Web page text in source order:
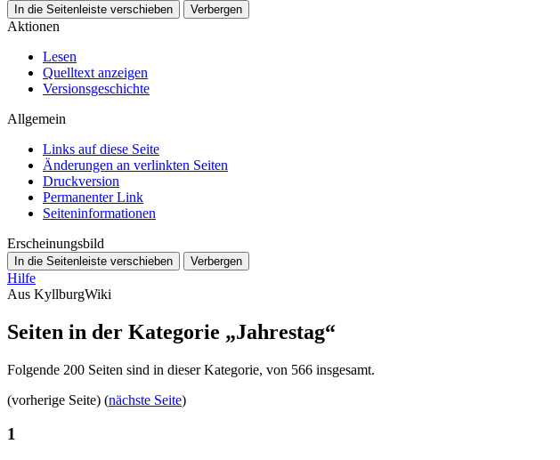
In die Seitenleiste verschieben Verbergen
Aktionen
Lesen
Quelltext anzeigen
Versionsgeschichte
Allgemein
Links auf diese Seite
Änderungen an verlinkten Seiten
Druckversion
Permanenter Link
Seiten­­informationen
Erscheinungsbild
In die Seitenleiste verschieben Verbergen
Hilfe
Aus KyllburgWiki
Seiten in der Kategorie „Jahrestag“
Folgende 200 Seiten sind in dieser Kategorie, von 566 insgesamt.
(vorherige Seite) (nächste Seite)
1